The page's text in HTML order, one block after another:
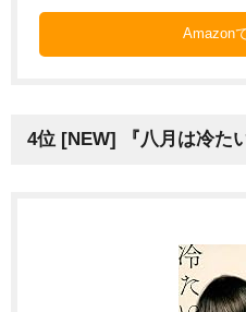
Amazon
4位 [NEW] 『八月は冷た